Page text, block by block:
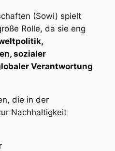
(Sowi) spielt
Rolle, da sie eng
sozialer
Verantwortung
die in der
Nachhaltigkeit